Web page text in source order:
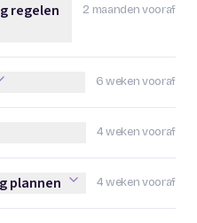
2 maanden vooraf
afvinken
regelen
6 weken vooraf
4 weken vooraf
4 weken vooraf
afvinken
plannen